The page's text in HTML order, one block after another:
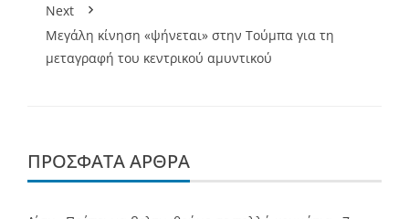
Next
Μεγάλη κίνηση «ψήνεται» στην Τούμπα για τη
μεταγραφή του κεντρικού αμυντικού
ΠΡΌΣΦΑΤΑ ΆΡΘΡΑ